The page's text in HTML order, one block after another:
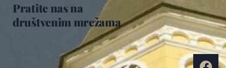
Pratite nas na
društvenim mrežama